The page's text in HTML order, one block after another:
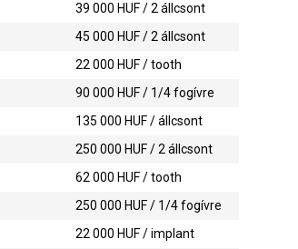
39 000 HUF / 2 állcsont
45 000 HUF / 2 állcsont
22 000 HUF / tooth
90 000 HUF / 1/4 fogívre
135 000 HUF / állcsont
250 000 HUF / 2 állcsont
62 000 HUF / tooth
250 000 HUF / 1/4 fogívre
22 000 HUF / implant